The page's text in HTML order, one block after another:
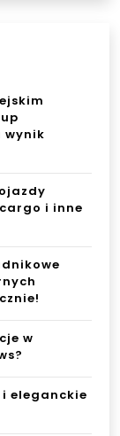
wynik
i inne
w
i eleganckie